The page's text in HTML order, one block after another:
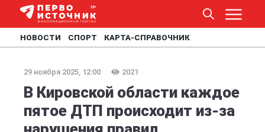
НОВОСТИ СПОРТ КАРТА-СПРАВОЧНИК
29 ноября 2025, 12:00 2021
В Кировской области каждое
пятое ДТП происходит из-за